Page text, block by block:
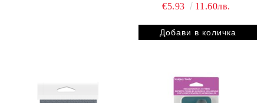
€5.93
11.60лв.